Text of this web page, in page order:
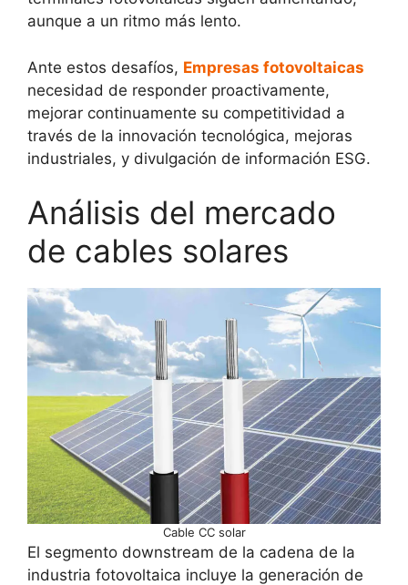
aunque a un ritmo más lento.
Ante estos desafíos, Empresas fotovoltaicas
necesidad de responder proactivamente,
mejorar continuamente su competitividad a
través de la innovación tecnológica, mejoras
industriales, y divulgación de información ESG.
Análisis del mercado
de cables solares
Cable CC solar
El segmento downstream de la cadena de la
industria fotovoltaica incluye la generación de